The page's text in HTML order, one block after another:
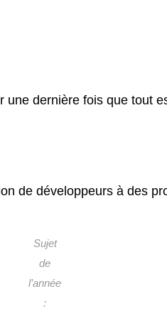
une dernière fois que tout
de développeurs à des
Sujet
de
l’année
: